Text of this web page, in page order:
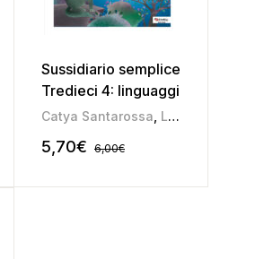
Dalle Vedove,Pierina Furlan
Dalle Vedove,Pierina Furlan
,Elena Uboldi,Lorenzo Taffarel
Sussidiario semplice
Tredieci 4: linguaggi
Catya Santarossa Lorenzo Taffarel
5,70€ 6,00€